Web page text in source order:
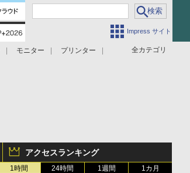
Impress サイト
全カテゴリ
モニター
プリンター
アクセスランキング
1時間 24時間 1週間 1カ月